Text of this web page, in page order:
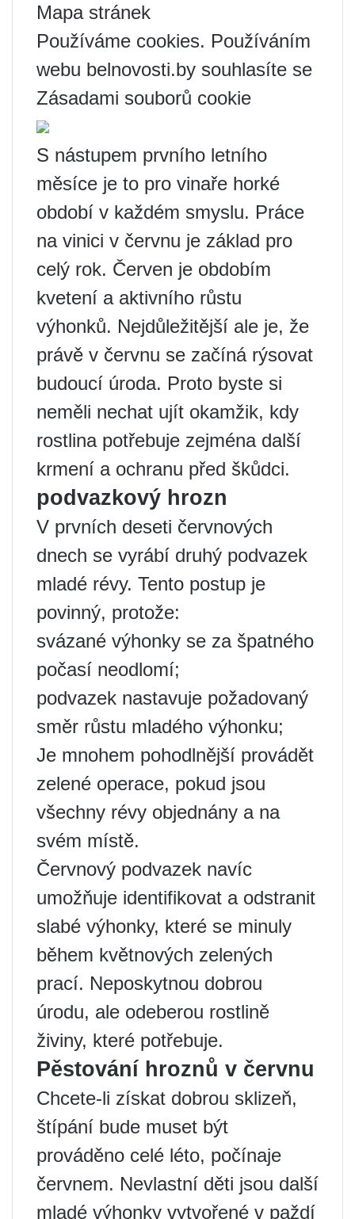
Mapa stránek
Používáme cookies. Používáním
webu belnovosti.by souhlasíte se
Zásadami souborů cookie
S nástupem prvního letního
měsíce je to pro vinaře horké
období v každém smyslu. Práce
na vinici v červnu je základ pro
celý rok. Červen je obdobím
kvetení a aktivního růstu
výhonků. Nejdůležitější ale je, že
právě v červnu se začíná rýsovat
budoucí úroda. Proto byste si
neměli nechat ujít okamžik, kdy
rostlina potřebuje zejména další
krmení a ochranu před škůdci.
podvazkový hrozn
V prvních deseti červnových
dnech se vyrábí druhý podvazek
mladé révy. Tento postup je
povinný, protože:
svázané výhonky se za špatného
počasí neodlomí;
podvazek nastavuje požadovaný
směr růstu mladého výhonku;
Je mnohem pohodlnější provádět
zelené operace, pokud jsou
všechny révy objednány a na
svém místě.
Červnový podvazek navíc
umožňuje identifikovat a odstranit
slabé výhonky, které se minuly
během květnových zelených
prací. Neposkytnou dobrou
úrodu, ale odeberou rostlině
živiny, které potřebuje.
Pěstování hroznů v červnu
Chcete-li získat dobrou sklizeň,
štípání bude muset být
prováděno celé léto, počínaje
červnem. Nevlastní děti jsou další
mladé výhonky vytvořené v paždí